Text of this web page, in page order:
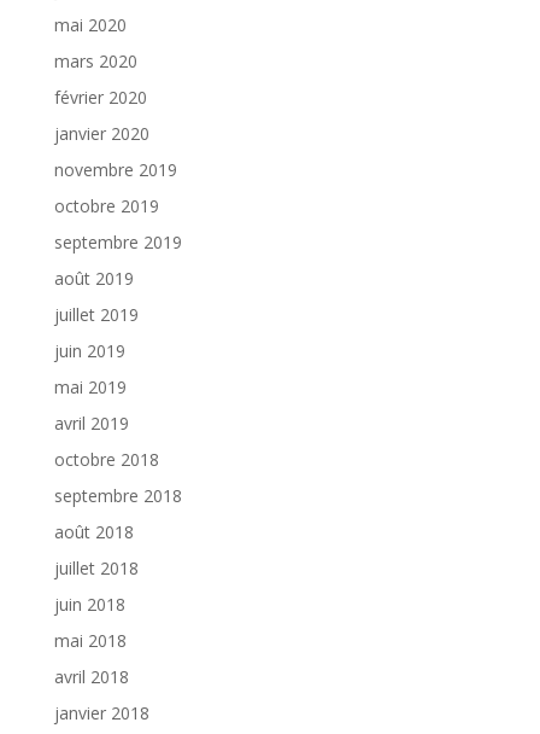
mai 2020
mars 2020
février 2020
janvier 2020
novembre 2019
octobre 2019
septembre 2019
août 2019
juillet 2019
juin 2019
mai 2019
avril 2019
octobre 2018
septembre 2018
août 2018
juillet 2018
juin 2018
mai 2018
avril 2018
janvier 2018